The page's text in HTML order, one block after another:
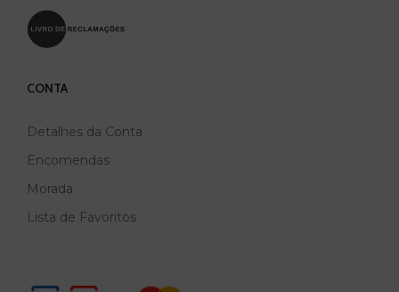
CONTA
Detalhes da Conta
Encomendas
Morada
Lista de Favoritos